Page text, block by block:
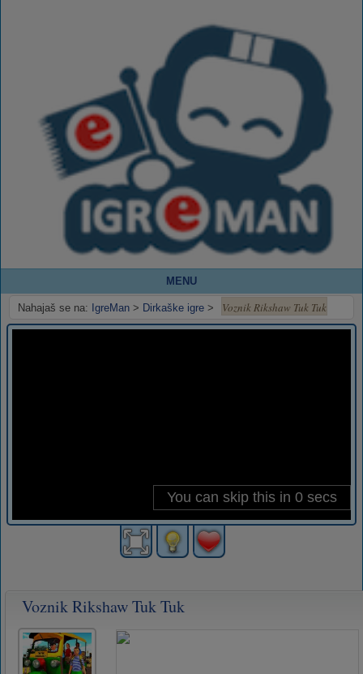
MENU
Nahajaš se na: IgreMan > Dirkaške igre > Voznik Rikshaw Tuk Tuk
Voznik Rikshaw Tuk Tuk